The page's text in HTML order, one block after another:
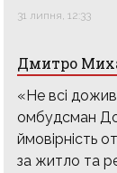
31 липня, 12:33
Дмитро
«Не всі
омбудсман
ймовірність
за житло та